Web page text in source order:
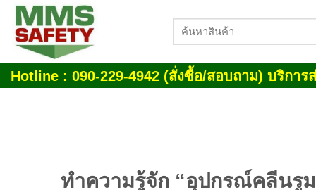
Skip
content
ค้นหา:
Hotline : 090-229-4942 (สั่งซื้อ/สอบถาม) บริการ
ทำความรู้จัก “อุปกรณ์คลีนรู